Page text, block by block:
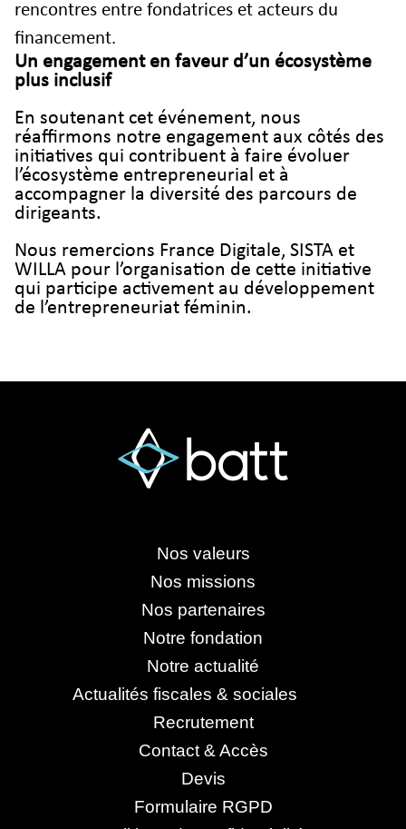
rencontres entre fondatrices et acteurs du
financement.
Un engagement en faveur d’un écosystème
plus inclusif
En soutenant cet événement, nous
réaffirmons notre engagement aux côtés des
initiatives qui contribuent à faire évoluer
l’écosystème entrepreneurial et à
accompagner la diversité des parcours de
dirigeants.
Nous remercions France Digitale, SISTA et
WILLA pour l’organisation de cette initiative
qui participe activement au développement
de l’entrepreneuriat féminin.
Nos valeurs
Nos missions
Nos partenaires
Notre fondation
Notre actualité
Actualités fiscales & sociales
Recrutement
Contact & Accès
Devis
Formulaire RGPD